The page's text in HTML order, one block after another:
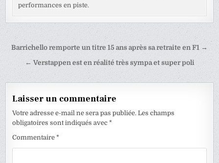
performances en piste.
Navigation
Barrichello remporte un titre 15 ans après sa retraite en F1 →
← Verstappen est en réalité très sympa et super poli
Laisser un commentaire
Votre adresse e-mail ne sera pas publiée. Les champs
obligatoires sont indiqués avec*
Commentaire*